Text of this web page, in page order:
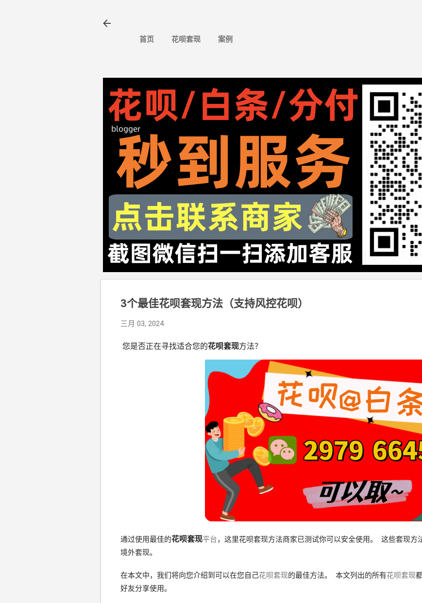
首页 花呗套现 案例
3个最佳花呗套现方法（支持风控花呗）
三月 03, 2024
您是否正在寻找适合您的花呗套现方法？
通过使用最佳的花呗套现平台，这里花呗套现方法商家已测试你可以安全使用。  这些套现方
境外套现。
在本文中，我们将向您介绍到可以在您自己花呗套现的最佳方法。  本文列出的所有花呗套现
好友分享使用。